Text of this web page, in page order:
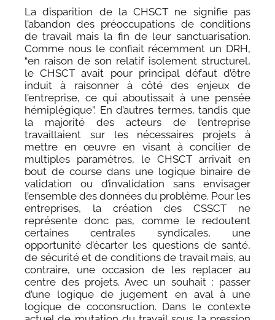
La disparition de la CHSCT ne signifie pas
l’abandon des préoccupations de conditions
de travail mais la fin de leur sanctuarisation.
Comme nous le confiait récemment un DRH,
“en raison de son relatif isolement structurel,
le CHSCT avait pour principal défaut d’être
induit à raisonner à côté des enjeux de
l’entreprise, ce qui aboutissait à une pensée
hémiplégique”. En d’autres termes, tandis que
la majorité des acteurs de l’entreprise
travaillaient sur les nécessaires projets à
mettre en œuvre en visant à concilier de
multiples paramètres, le CHSCT arrivait en
bout de course dans une logique binaire de
validation ou d’invalidation sans envisager
l’ensemble des données du problème. Pour les
entreprises, la création des CSSCT ne
représente donc pas, comme le redoutent
certaines centrales syndicales, une
opportunité d’écarter les questions de santé,
de sécurité et de conditions de travail mais, au
contraire, une occasion de les replacer au
centre des projets. Avec un souhait : passer
d’une logique de jugement en aval à une
logique de coconsruction. Dans le contexte